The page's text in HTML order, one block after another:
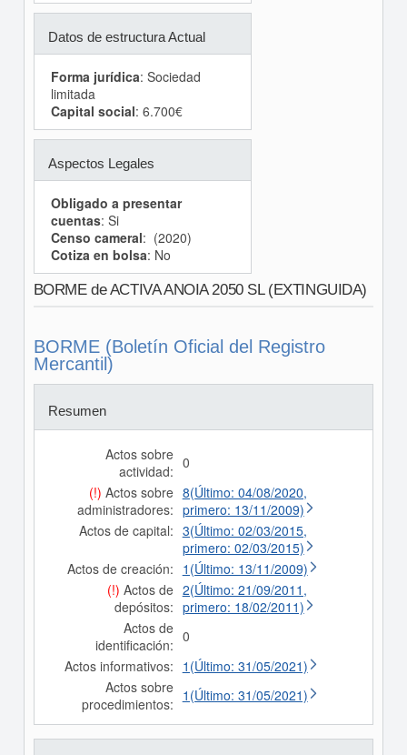
Datos de estructura Actual
Forma jurídica: Sociedad
limitada
Capital social: 6.700€
Aspectos Legales
Obligado a presentar
cuentas: Si
Censo cameral: (2020)
Cotiza en bolsa: No
BORME de ACTIVA ANOIA 2050 SL (EXTINGUIDA)
BORME (Boletín Oficial del Registro
Mercantil)
Resumen
Actos sobre
actividad: 0
(!) Actos sobre
administradores:
8(Último: 04/08/2020,
primero: 13/11/2009)
Actos de capital: 3(Último: 02/03/2015,
primero: 02/03/2015)
Actos de creación: 1(Último: 13/11/2009)
(!) Actos de
depósitos:
2(Último: 21/09/2011,
primero: 18/02/2011)
Actos de
identificación: 0
Actos informativos: 1(Último: 31/05/2021)
Actos sobre
procedimientos: 1(Último: 31/05/2021)